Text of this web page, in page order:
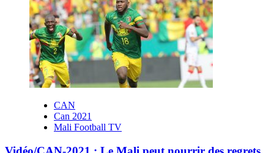
CAN
Can 2021
Mali Football TV